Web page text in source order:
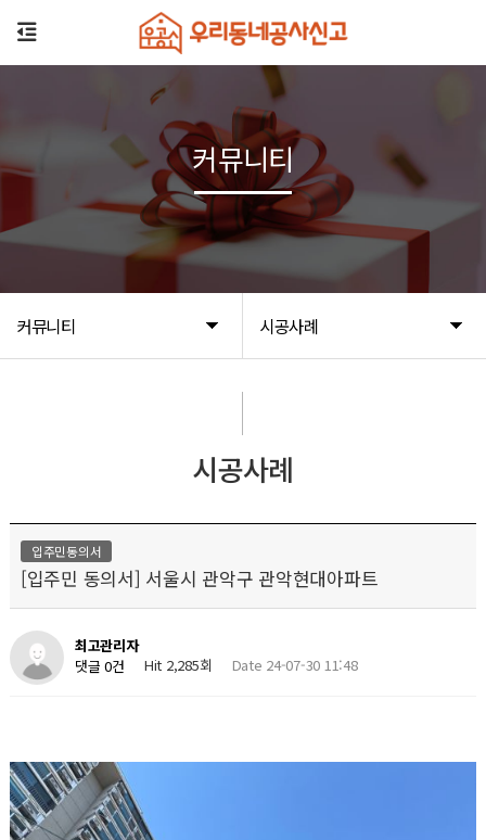
커뮤니티 시공사례
커뮤니티
시공사례
입주민동의서
[입주민 동의서] 서울시 관악구 관악현대아파트
최고관리자
댓글 0건
Hit 2,285회 Date 24-07-30 11:48